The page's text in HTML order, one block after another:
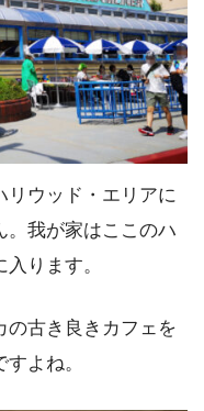
リウッド・エリアに
。我が家はここのハ
ります。
の古き良きカフェを
よね。